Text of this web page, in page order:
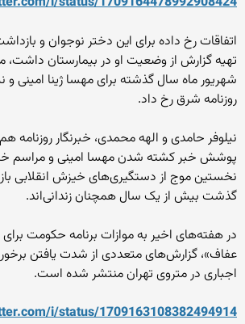
اتفاقات رخ داده برای این دختر نوجوان و
تهیه گزارش از وضعیت او در بیمارستان
شهریور ماه سال گذشته برای مهسا ژینا امینی و
روزنامه شرق رخ داد.
نیلوفر حامدی و الهه محمدی، خبرنگار روزنامه
پوشش خبر کشته شدن مهسا امینی و مراسم
نخستین موج از دستگیری‌های خیزش انقلابی
گذشت بیش از یک سال همچنان زندانی‌اند.
در هفته‌های اخیر به موازات برنامه حکومت
عفاف»، گزارش‌های متعددی از شدت یافتن
اجباری در متروی تهران منتشر شده است.
i/status/1709163108382494914